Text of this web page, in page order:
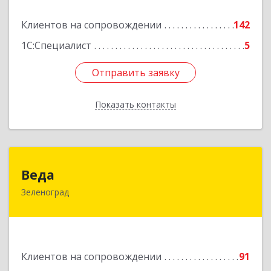
Клиентов на сопровождении
142
1С:Специалист
5
Отправить заявку
Показать контакты
Отправить заявку
Назад
Веда
Зеленоград
Клиентов на сопровождении
91
124683, Москва г, Зеленоград г, корпус 1504,